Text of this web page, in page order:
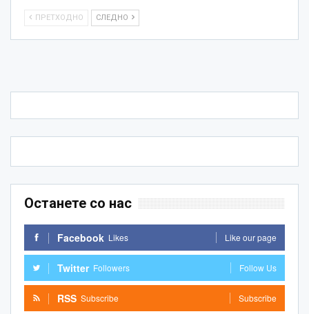
ПРЕТХОДНО СЛЕДНО
Останете со нас
Facebook Likes Like our page
Twitter Followers Follow Us
RSS Subscribe Subscribe